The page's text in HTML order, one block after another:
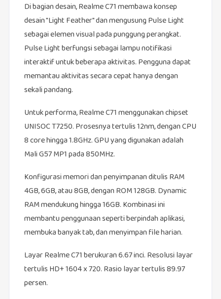
Di bagian desain, Realme C71 membawa konsep
desain "Light Feather" dan mengusung Pulse Light
sebagai elemen visual pada punggung perangkat.
Pulse Light berfungsi sebagai lampu notifikasi
interaktif untuk beberapa aktivitas. Pengguna dapat
memantau aktivitas secara cepat hanya dengan
sekali pandang.
Untuk performa, Realme C71 menggunakan chipset
UNISOC T7250. Prosesnya tertulis 12nm, dengan CPU
8 core hingga 1.8GHz. GPU yang digunakan adalah
Mali G57 MP1 pada 850MHz.
Konfigurasi memori dan penyimpanan ditulis RAM
4GB, 6GB, atau 8GB, dengan ROM 128GB. Dynamic
RAM mendukung hingga 16GB. Kombinasi ini
membantu penggunaan seperti berpindah aplikasi,
membuka banyak tab, dan menyimpan file harian.
Layar Realme C71 berukuran 6.67 inci. Resolusi layar
tertulis HD+ 1604 x 720. Rasio layar tertulis 89.97
persen.